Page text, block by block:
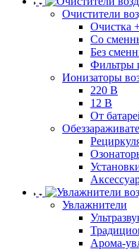
Очистители
Очистка
Cо
Без
Фильтры
Ионизаторы
220 В
12 В
От
Увлажнители
Арома-